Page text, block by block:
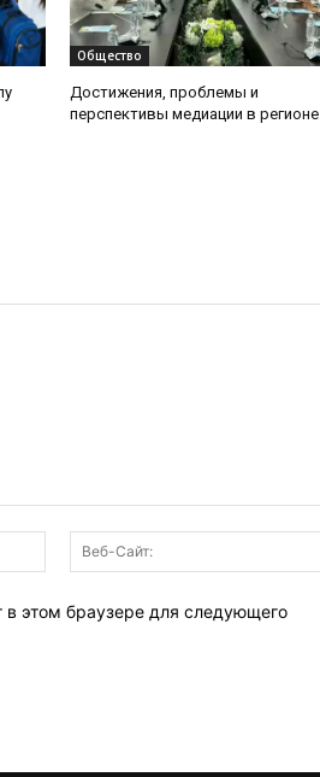
Общество
Достижения, проблемы и
перспективы медиации в регионе
Электронная
почта:*
в этом браузере для следующего